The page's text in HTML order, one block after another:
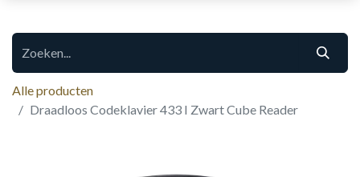
Alle producten
Draadloos Codeklavier 433 I Zwart Cube Reader